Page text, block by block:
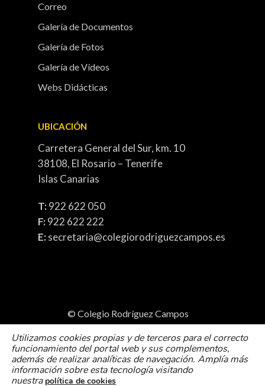
Correo
Galería de Documentos
Galería de Fotos
Galería de Vídeos
Webs Didácticas
UBICACIÓN
Carretera General del Sur, km. 10
38108, El Rosario – Tenerife
Islas Canarias
T:922 622 050
F:922 622 222
E:secretaria@colegiorodriguezcampos.es
© Colegio Rodríguez Campos
Política de cookies
Politica de Privacidad
Aviso Legal
Utilizamos cookies propias y de terceros para el correcto
funcionamiento del portal web y sus complementos,
además de realizar analíticas de navegación. Amplía más
información sobre esta tecnología visitando
nuestra política de cookies